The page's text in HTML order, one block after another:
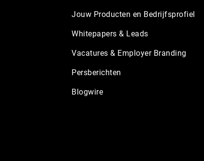
Jouw Producten en Bedrijfsprofiel
Whitepapers & Leads
Vacatures & Employer Branding
Persberichten
Blogwire